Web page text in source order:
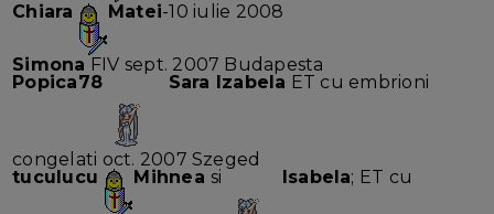
Chiara Matei-10 iulie 2008
Simona FIV sept. 2007 Budapesta
Popica78
Sara Izabela ET cu embrioni
congelati oct. 2007 Szeged
tuculucu
Mihneasi Isabela; ET cu